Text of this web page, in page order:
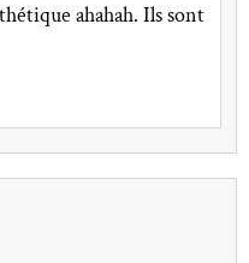
ahahah. Ils sont